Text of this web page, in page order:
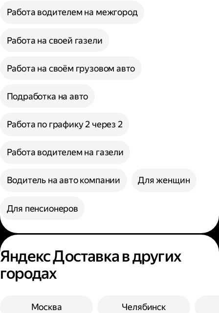
Работа водителем на межгород
Работа на своей газели
Работа на своём грузовом авто
Подработка на авто
Работа по графику 2 через 2
Работа водителем на газели
Водитель на авто компании Для женщин
Для пенсионеров
Яндекс Доставка в других
городах
Москва Челябинск